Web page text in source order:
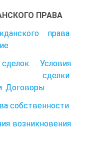
ПРАВА
права.
Условия
сделки.
Договоры
собственности
возникновения